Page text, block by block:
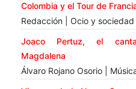
Colombia y el Tour de
Redacción | Ocio y sociedad
Joaco Pertuz, el
Magdalena
Álvaro Rojano Osorio |